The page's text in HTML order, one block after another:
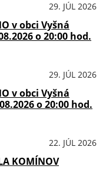
29. JÚL 2026
v obci Vyšná
o 20:00 hod.
29. JÚL 2026
v obci Vyšná
o 20:00 hod.
22. JÚL 2026
KOMÍNOV